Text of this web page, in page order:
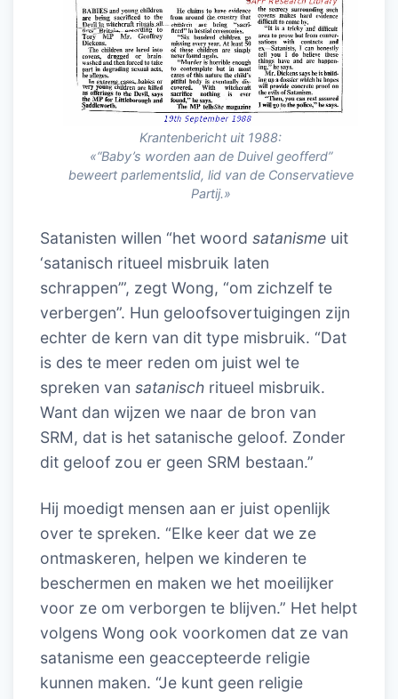
Krantenbericht uit 1988:
«“Baby’s worden aan de Duivel geofferd”
beweert parlementslid, lid van de Conservatieve
Partij.»
Satanisten willen “het woord satanisme uit
‘satanisch ritueel misbruik laten
schrappen’”, zegt Wong, “om zichzelf te
verbergen”. Hun geloofsovertuigingen zijn
echter de kern van dit type misbruik. “Dat
is des te meer reden om juist wel te
spreken van satanisch ritueel misbruik.
Want dan wijzen we naar de bron van
SRM, dat is het satanische geloof. Zonder
dit geloof zou er geen SRM bestaan.”
Hij moedigt mensen aan er juist openlijk
over te spreken. “Elke keer dat we ze
ontmaskeren, helpen we kinderen te
beschermen en maken we het moeilijker
voor ze om verborgen te blijven.” Het helpt
volgens Wong ook voorkomen dat ze van
satanisme een geaccepteerde religie
kunnen maken. “Je kunt geen religie